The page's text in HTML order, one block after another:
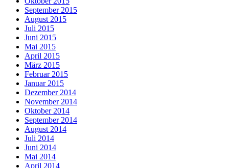
September 2015
August 2015
Juli 2015
Juni 2015
Mai 2015
April 2015
März 2015
Februar 2015
Januar 2015
Dezember 2014
November 2014
Oktober 2014
September 2014
August 2014
Juli 2014
Juni 2014
Mai 2014
April 2014